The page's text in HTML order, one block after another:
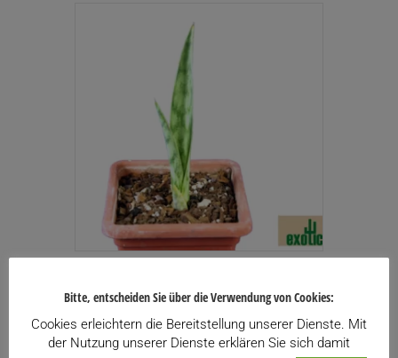
Enthält 13% USt.
zzgl.Versand
Bitte, entscheiden Sie über die Verwendung von Cookies:
Cookies erleichtern die Bereitstellung unserer Dienste. Mit
der Nutzung unserer Dienste erklären Sie sich damit